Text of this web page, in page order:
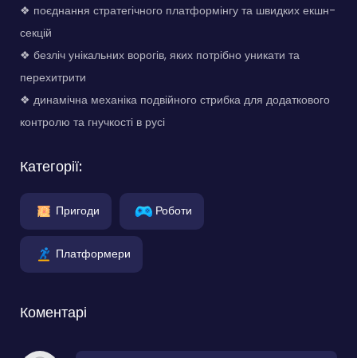
❖ поєднання стратегічного платформінгу та швидких екшн-
секцій
❖ безліч унікальних ворогів, яких потрібно уникати та
перехитрити
❖ динамічна механіка подвійного стрибка для додаткового
контролю та гнучкості в русі
Категорії:
Пригоди Роботи
Платформери
Коментарі